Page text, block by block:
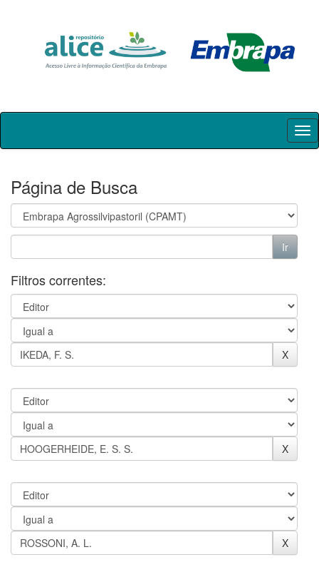
Skip
Página de Busca
Filtros correntes: